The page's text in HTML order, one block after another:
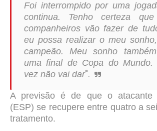
Foi interrompido por uma
continua. Tenho certeza
companheiros vão fazer de
eu possa realizar o meu
campeão. Meu sonho
uma final de Copa do Mundo.
vez não vai dar".
A previsão é de que o atacante
(ESP) se recupere entre quatro a
tratamento.